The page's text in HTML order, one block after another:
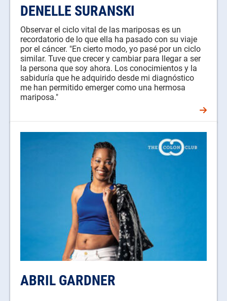
DENELLE SURANSKI
Observar el ciclo vital de las mariposas es un
recordatorio de lo que ella ha pasado con su viaje
por el cáncer. "En cierto modo, yo pasé por un ciclo
similar. Tuve que crecer y cambiar para llegar a ser
la persona que soy ahora. Los conocimientos y la
sabiduría que he adquirido desde mi diagnóstico
me han permitido emerger como una hermosa
mariposa."
ABRIL GARDNER